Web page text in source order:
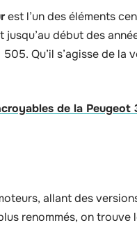
est l’un des éléments
début des
Qu’il s’agisse de la
de la Peugeot
allant des
renommés, on trouve